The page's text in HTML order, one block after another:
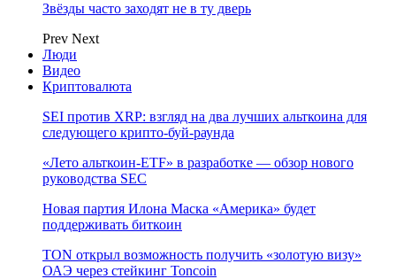
Звёзды часто заходят не в ту дверь
Prev Next
Люди
Видео
Криптовалюта
SEI против XRP: взгляд на два лучших альткоина для
следующего крипто-буй-раунда
«Лето альткоин-ETF» в разработке — обзор нового
руководства SEC
Новая партия Илона Маска «Америка» будет
поддерживать биткоин
TON открыл возможность получить «золотую визу»
ОАЭ через стейкинг Toncoin